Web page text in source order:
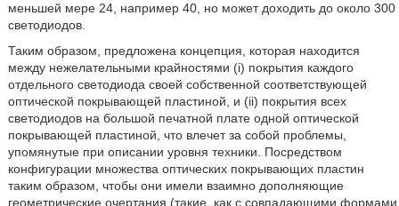
меньшей мере 24, например 40, но может доходить до около 300
светодиодов.
Таким образом, предложена концепция, которая находится
между нежелательными крайностями (i) покрытия каждого
отдельного светодиода своей собственной соответствующей
оптической покрывающей пластиной, и (ii) покрытия всех
светодиодов на большой печатной плате одной оптической
покрывающей пластиной, что влечет за собой проблемы,
упомянутые при описании уровня техники. Посредством
конфигурации множества оптических покрывающих пластин
таким образом, чтобы они имели взаимно дополняющие
геометрические очертания (такие, как с совпадающими формами